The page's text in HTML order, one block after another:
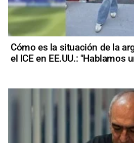
Cómo es la situación de la
el ICE en EE.UU.: "Hablamos